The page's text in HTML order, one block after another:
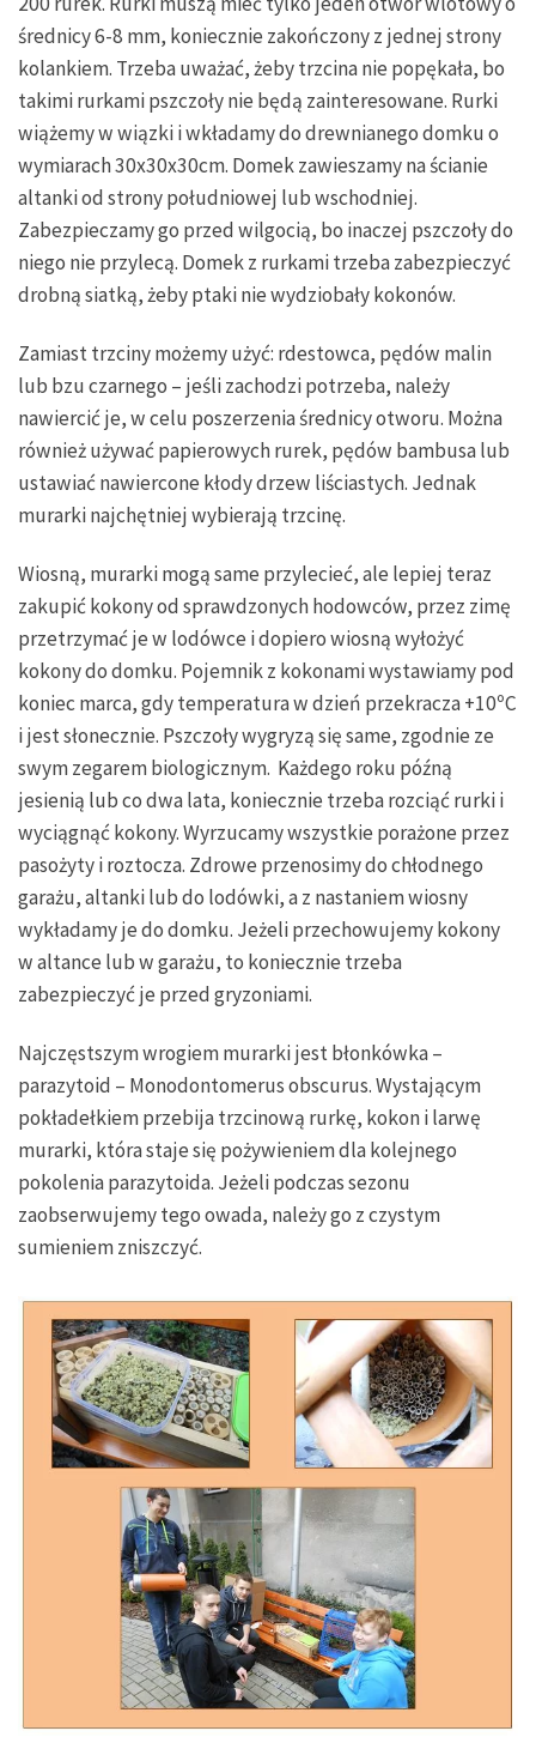
średnicy 6-8 mm, koniecznie zakończony z jednej strony
kolankiem. Trzeba uważać, żeby trzcina nie popękała, bo
takimi rurkami pszczoły nie będą zainteresowane. Rurki
wiążemy w wiązki i wkładamy do drewnianego domku o
wymiarach 30x30x30cm. Domek zawieszamy na ścianie
altanki od strony południowej lub wschodniej.
Zabezpieczamy go przed wilgocią, bo inaczej pszczoły do
niego nie przylecą. Domek z rurkami trzeba zabezpieczyć
drobną siatką, żeby ptaki nie wydziobały kokonów.
Zamiast trzciny możemy użyć: rdestowca, pędów malin
lub bzu czarnego – jeśli zachodzi potrzeba, należy
nawiercić je, w celu poszerzenia średnicy otworu. Można
również używać papierowych rurek, pędów bambusa lub
ustawiać nawiercone kłody drzew liściastych. Jednak
murarki najchętniej wybierają trzcinę.
Wiosną, murarki mogą same przylecieć, ale lepiej teraz
zakupić kokony od sprawdzonych hodowców, przez zimę
przetrzymać je w lodówce i dopiero wiosną wyłożyć
kokony do domku. Pojemnik z kokonami wystawiamy pod
koniec marca, gdy temperatura w dzień przekracza +10ºC
i jest słonecznie. Pszczoły wygryzą się same, zgodnie ze
swym zegarem biologicznym. Każdego roku późną
jesienią lub co dwa lata, koniecznie trzeba rozciąć rurki i
wyciągnąć kokony. Wyrzucamy wszystkie porażone przez
pasożyty i roztocza. Zdrowe przenosimy do chłodnego
garażu, altanki lub do lodówki, a z nastaniem wiosny
wykładamy je do domku. Jeżeli przechowujemy kokony
w altance lub w garażu, to koniecznie trzeba
zabezpieczyć je przed gryzoniami.
Najczęstszym wrogiem murarki jest błonkówka –
parazytoid – Monodontomerus obscurus. Wystającym
pokładełkiem przebija trzcinową rurkę, kokon i larwę
murarki, która staje się pożywieniem dla kolejnego
pokolenia parazytoida. Jeżeli podczas sezonu
zaobserwujemy tego owada, należy go z czystym
sumieniem zniszczyć.